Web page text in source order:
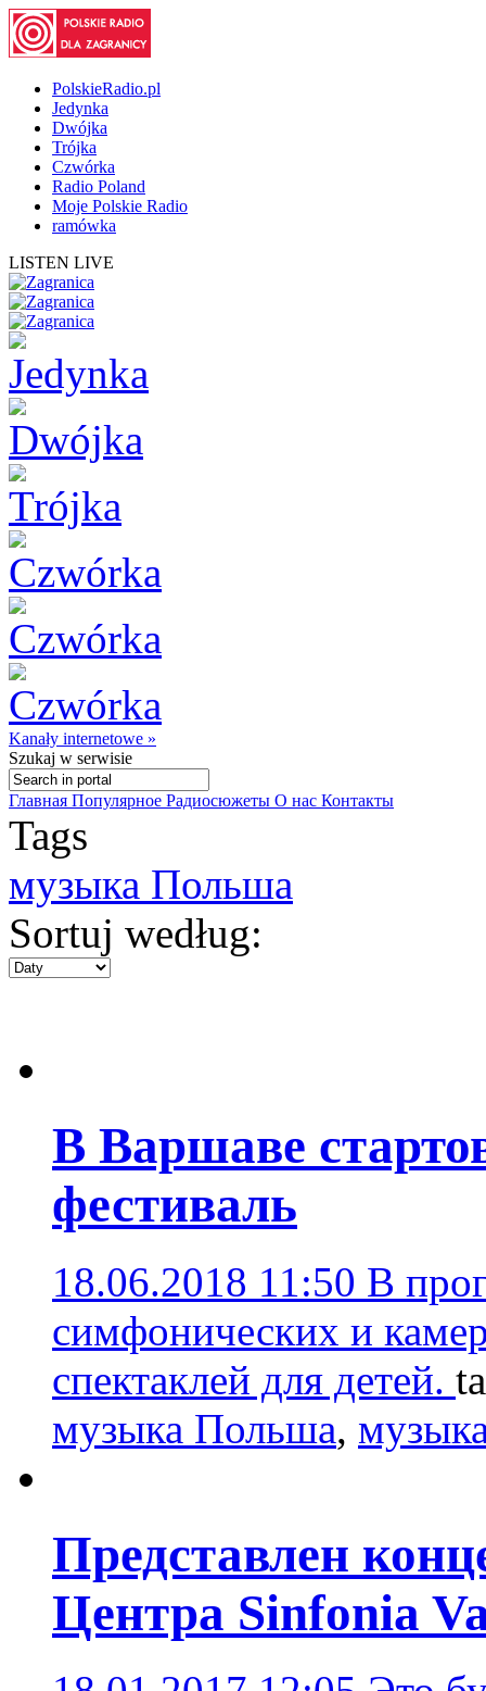
PolskieRadio.pl
Jedynka
Dwójka
Trójka
Czwórka
Radio Poland
Moje Polskie Radio
ramówka
LISTEN LIVE
Kanały internetowe »
Szukaj w serwisie
Главная Популярное Радиосюжеты О нас Контакты
Tags
музыка Польша
Sortuj według:
В Варшаве
фестиваль
18.06.2018 11:50 В
симфонических и
спектаклей для детей.
музыка Польша,
Представлен
Центра Sinfonia